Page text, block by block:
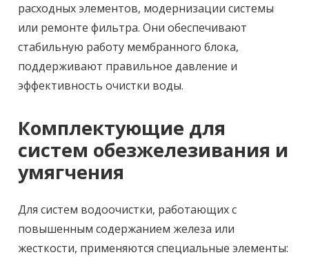
расходных элементов, модернизации системы
или ремонте фильтра. Они обеспечивают
стабильную работу мембранного блока,
поддерживают правильное давление и
эффективность очистки воды.
Комплектующие для
систем обезжелезивания и
умягчения
Для систем водоочистки, работающих с
повышенным содержанием железа или
жесткости, применяются специальные элементы: